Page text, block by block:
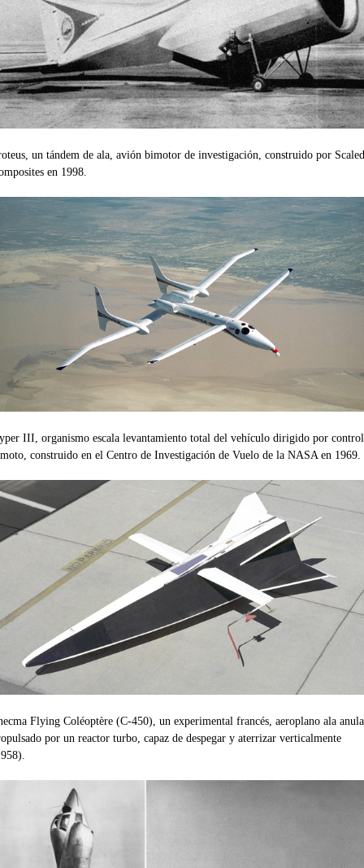
un tándem de ala, avión bimotor de investigación, construido por Scaled
en 1998.
III, organismo escala levantamiento total del vehículo dirigido por control
construido en el Centro de Investigación de Vuelo de la NASA en 1969.
Flying Coléoptère (C-450), un experimental francés, aeroplano ala
por un reactor turbo, capaz de despegar y aterrizar verticalmente